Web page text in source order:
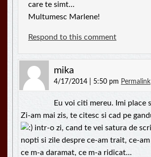
care te simt…
Multumesc Marlene!
Respond to this comment
mika
4/17/2014 | 5:50 pm Permalink
Eu voi citi mereu. Imi place
Zi-am mai zis, te citesc si cad pe
intr-o zi, cand te vei satura de
nopti si zile despre ce-am trait, ce-
ce m-a daramat, ce m-a ridicat…